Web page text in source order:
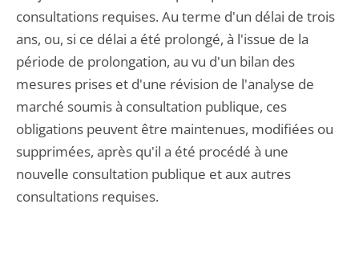
consultations requises. Au terme d'un délai de trois
ans, ou, si ce délai a été prolongé, à l'issue de la
période de prolongation, au vu d'un bilan des
mesures prises et d'une révision de l'analyse de
marché soumis à consultation publique, ces
obligations peuvent être maintenues, modifiées ou
supprimées, après qu'il a été procédé à une
nouvelle consultation publique et aux autres
consultations requises.